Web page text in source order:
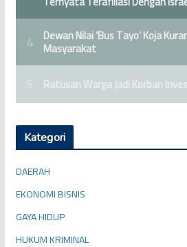
Kategori
DAERAH
EKONOMI BISNIS
GAYA HIDUP
HUKUM KRIMINAL